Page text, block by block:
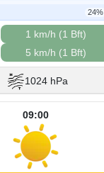
24%
1 km/h (1 Bft)
5 km/h (1 Bft)
1024 hPa
09:00